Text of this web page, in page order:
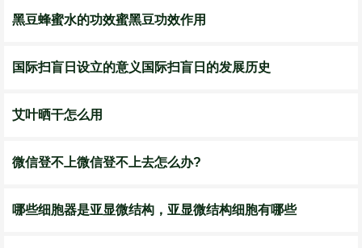
黑豆蜂蜜水的功效蜜黑豆功效作用
国际扫盲日设立的意义国际扫盲日的发展历史
艾叶晒干怎么用
微信登不上微信登不上去怎么办?
哪些细胞器是亚显微结构，亚显微结构细胞有哪些